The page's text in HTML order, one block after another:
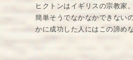
ヒクトンはイギリスの宗教家。
簡単そうでなかなかできない
かに成功した人にはこの諦め